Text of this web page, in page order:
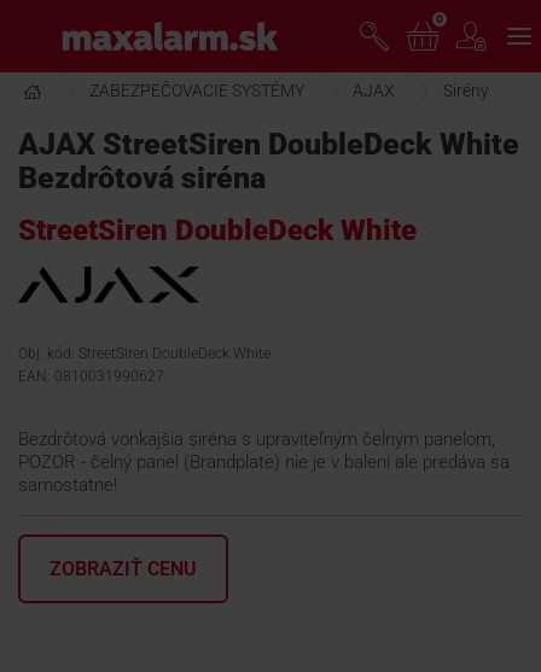
hlavnému
obsahu
www.maxalarm.sk
AKCIA MESIACA
PRODUKTY
SPOLOČNOSŤ
ŠKOLENIE
0
ZABEZPEČOVACIE SYSTÉMY AJAX Sirény
AJAX StreetSiren DoubleDeck White
Bezdrôtová siréna
StreetSiren DoubleDeck White
Obj. kód: StreetSiren DoubleDeck White
EAN: 0810031990627
Bezdrôtová vonkajšia siréna s upraviteľným čelným panelom,
POZOR - čelný panel (Brandplate) nie je v balení ale predáva sa
samostatne!
ZOBRAZIŤ CENU